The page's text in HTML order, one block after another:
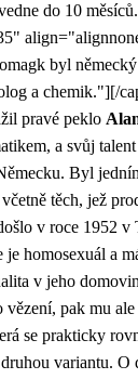
do 10
byl
a chemik."][/
pravé peklo
a svůj
Byl
těch, jež
v roce 1952 v
je homosexuál a
v jeho
vězení, pak mu
se prakticky
variantu. O